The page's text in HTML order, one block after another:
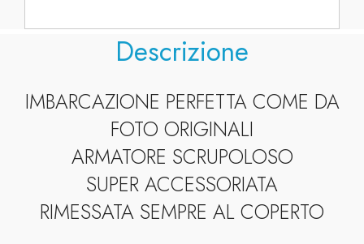
Descrizione
IMBARCAZIONE PERFETTA COME DA
FOTO ORIGINALI
ARMATORE SCRUPOLOSO
SUPER ACCESSORIATA
RIMESSATA SEMPRE AL COPERTO